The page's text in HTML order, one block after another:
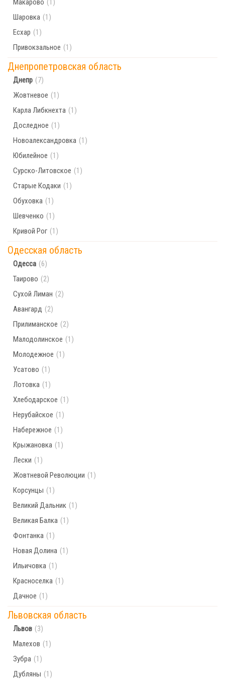
Макарово (1)
Шаровка (1)
Есхар (1)
Привокзальное (1)
Днепропетровская область
Днепр (7)
Жовтневое (1)
Карла Либкнехта (1)
Доследное (1)
Новоалександровка (1)
Юбилейное (1)
Сурско-Литовское (1)
Старые Кодаки (1)
Обуховка (1)
Шевченко (1)
Кривой Рог (1)
Одесская область
Одесса (6)
Таирово (2)
Сухой Лиман (2)
Авангард (2)
Прилиманское (2)
Малодолинское (1)
Молодежное (1)
Усатово (1)
Лотовка (1)
Хлебодарское (1)
Нерубайское (1)
Набережное (1)
Крыжановка (1)
Лески (1)
Жовтневой Революции (1)
Корсунцы (1)
Великий Дальник (1)
Великая Балка (1)
Фонтанка (1)
Новая Долина (1)
Ильичовка (1)
Красноселка (1)
Дачное (1)
Львовская область
Львов (3)
Малехов (1)
Зубра (1)
Дубляны (1)